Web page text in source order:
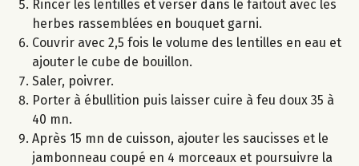
Rincer les lentilles et verser dans le faitout avec les
herbes rassemblées en bouquet garni.
Couvrir avec 2,5 fois le volume des lentilles en eau et
ajouter le cube de bouillon.
Saler, poivrer.
Porter à ébullition puis laisser cuire à feu doux 35 à
40 mn.
Après 15 mn de cuisson, ajouter les saucisses et le
jambonneau coupé en 4 morceaux et poursuivre la